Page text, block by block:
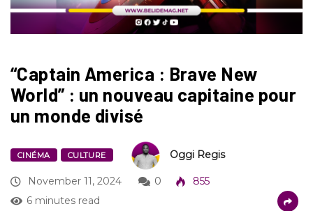
“Captain America : Brave New
World” : un nouveau capitaine pour
un monde divisé
CINÉMA CULTURE Oggi Regis
November 11, 2024 0
855
6 minutes read